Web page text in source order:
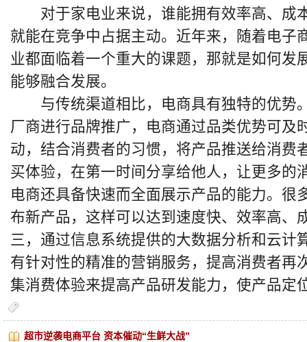
对于家电业来说，谁能拥有效率高、成
就能在竞争中占据主动。近年来，随着电子
业都面临着一个重大的课题，那就是如何发
能够融合发展。
与传统渠道相比，电商具有独特的优势
厂商进行品牌推广，电商通过品类优势可及
动，结合消费者的习惯，将产品推送给消费
买体验，在第一时间分享给他人，让更多的
电商还具备快速而全面展示产品的能力。很
布新产品，这样可以达到速度快、效率高、
三，通过信息系统提供的大数据分析和云计
有针对性的精准的营销服务，提高消费者再
集消费体验来提高产品研发能力，使产品定
超市逆袭电商平台 资本催动“生鲜大战”